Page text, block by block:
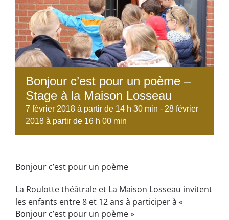
Bonjour c’est pour un poème –
Stage à la Maison Losseau
7 février 2018 à partir de 14 h 30 min - 28 février
2018 à partir de 16 h 00 min
Bonjour c’est pour un poème
La Roulotte théâtrale et La Maison Losseau invitent
les enfants entre 8 et 12 ans à participer à «
Bonjour c’est pour un poème »